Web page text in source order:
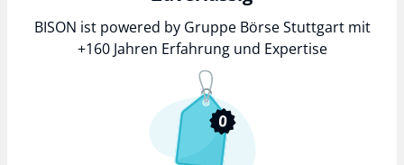
BISON ist powered by Gruppe Börse Stuttgart mit
+160 Jahren Erfahrung und Expertise